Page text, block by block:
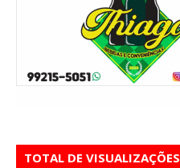
TOTAL DE VISUALIZAÇÕES